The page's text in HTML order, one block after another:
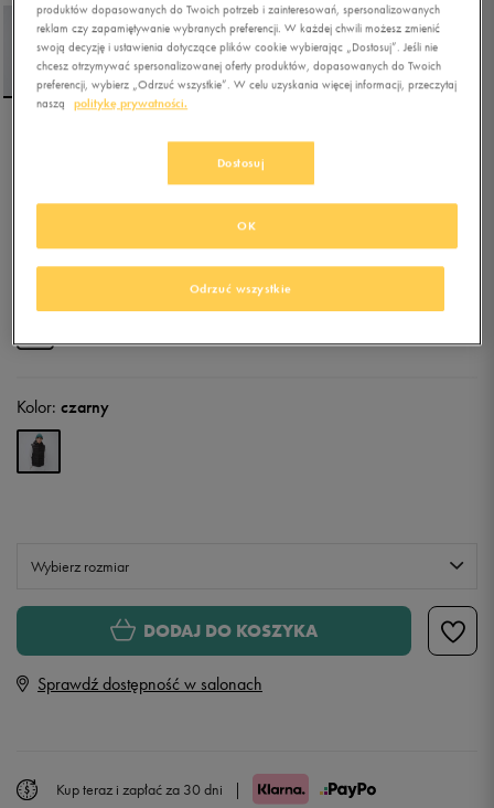
UMBRO BEZRĘKAWNIK
(najniższa cena z 30 dni przed obniżką)
134,99złz Vat
Kolor: czarny
Wybierz rozmiar
M
XL
DODAJ DO KOSZYKA
Sprawdź dostępność w salonach
Kup teraz i zapłać za 30 dni |
produktów dopasowanych do Twoich potrzeb i zainteresowań, spersonalizowanych
reklam czy zapamiętywanie wybranych preferencji. W każdej chwili możesz zmienić
swoją decyzję i ustawienia dotyczące plików cookie wybierając „Dostosuj”. Jeśli nie
chcesz otrzymywać spersonalizowanej oferty produktów, dopasowanych do Twoich
preferencji, wybierz „Odrzuć wszystkie”. W celu uzyskania więcej informacji, przeczytaj
naszą
politykę prywatności.
Dostosuj
Odrzuć wszystkie
OK